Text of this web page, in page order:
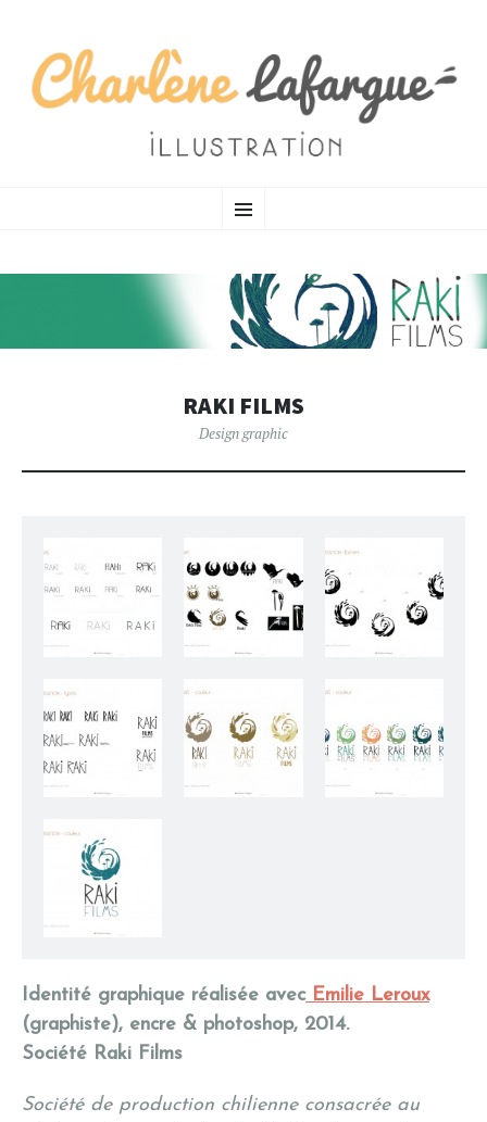
CHARLÈNE LAFARGUE
RAKI FILMS
Design graphic
Identité graphique réalisée avecEmilie Leroux
(graphiste), encre & photoshop, 2014.
Société Raki Films
Société de production chilienne consacrée au